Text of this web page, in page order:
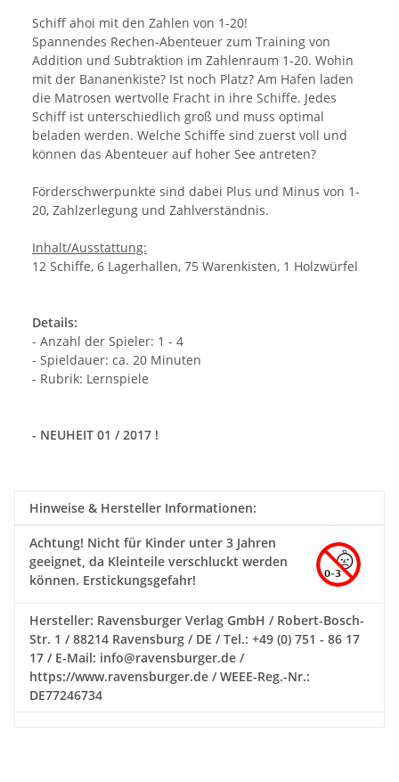
Schiff ahoi mit den Zahlen von 1-20!
Spannendes Rechen-Abenteuer zum Training von
Addition und Subtraktion im Zahlenraum 1-20. Wohin
mit der Bananenkiste? Ist noch Platz? Am Hafen laden
die Matrosen wertvolle Fracht in ihre Schiffe. Jedes
Schiff ist unterschiedlich groß und muss optimal
beladen werden. Welche Schiffe sind zuerst voll und
können das Abenteuer auf hoher See antreten?
Förderschwerpunkte sind dabei Plus und Minus von 1-
20, Zahlzerlegung und Zahlverständnis.
Inhalt/Ausstattung:
12 Schiffe, 6 Lagerhallen, 75 Warenkisten, 1 Holzwürfel
Details:
- Anzahl der Spieler: 1 - 4
- Spieldauer: ca. 20 Minuten
- Rubrik: Lernspiele
- NEUHEIT 01 / 2017 !
Hinweise & Hersteller Informationen:
Achtung! Nicht für Kinder unter 3 Jahren
geeignet, da Kleinteile verschluckt werden
können. Erstickungsgefahr!
Hersteller: Ravensburger Verlag GmbH / Robert-Bosch-
Str. 1 / 88214 Ravensburg / DE / Tel.: +49 (0) 751 - 86 17
17 / E-Mail: info@ravensburger.de /
https://www.ravensburger.de / WEEE-Reg.-Nr.:
DE77246734